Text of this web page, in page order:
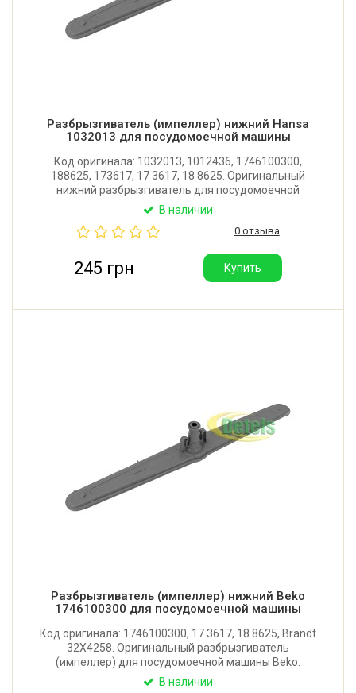
Разбрызгиватель (импеллер) нижний Hansa
1032013 для посудомоечной машины
Код оригинала: 1032013, 1012436, 1746100300,
188625, 173617, 17 3617, 18 8625. Оригинальный
нижний разбрызгиватель для посудомоечной
машины Hansa, Amica. Длина: 460 мм.
В наличии
0 отзыва
245 грн Купить
Разбрызгиватель (импеллер) нижний Beko
1746100300 для посудомоечной машины
Код оригинала: 1746100300, 17 3617, 18 8625, Brandt
32X4258. Оригинальный разбрызгиватель
(импеллер) для посудомоечной машины Beko.
Длина: 460 мм. Производитель: Турция.
В наличии